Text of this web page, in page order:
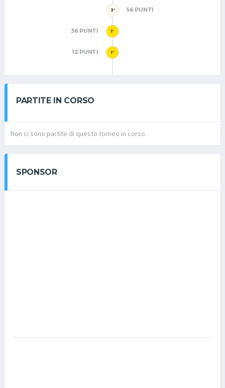
3' 56 PUNTI
1'
36 PUNTI
1'
12 PUNTI
PARTITE IN CORSO
Non ci sono partite di questo torneo in corso.
SPONSOR